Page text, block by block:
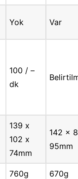
Yok Var
100 / –
dk
139 x
102 x
74mm
142 x
95mm
760g 670g